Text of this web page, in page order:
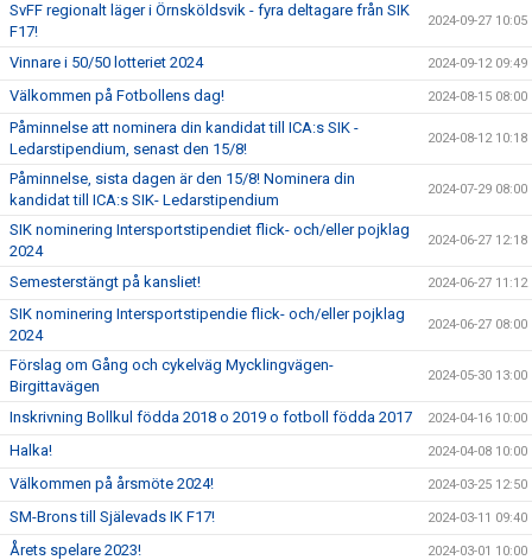
SvFF regionalt läger i Örnsköldsvik - fyra deltagare från SIK
F17!
2024-09-27 10:05
Vinnare i 50/50 lotteriet 2024 2024-09-12 09:49
Välkommen på Fotbollens dag! 2024-08-15 08:00
Påminnelse att nominera din kandidat till ICA:s SIK -
Ledarstipendium, senast den 15/8!
2024-08-12 10:18
Påminnelse, sista dagen är den 15/8! Nominera din
kandidat till ICA:s SIK- Ledarstipendium
2024-07-29 08:00
SIK nominering Intersportstipendiet flick- och/eller pojklag
2024
2024-06-27 12:18
Semesterstängt på kansliet! 2024-06-27 11:12
SIK nominering Intersportstipendie flick- och/eller pojklag
2024
2024-06-27 08:00
Förslag om Gång och cykelväg Mycklingvägen-
Birgittavägen
2024-05-30 13:00
Inskrivning Bollkul födda 2018 o 2019 o fotboll födda 2017 2024-04-16 10:00
Halka! 2024-04-08 10:00
Välkommen på årsmöte 2024! 2024-03-25 12:50
SM-Brons till Själevads IK F17! 2024-03-11 09:40
Årets spelare 2023! 2024-03-01 10:00